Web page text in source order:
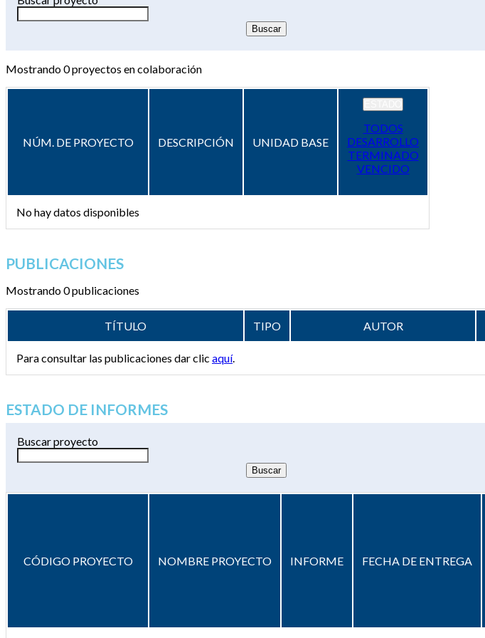
Mostrando0proyectos en colaboración
NÚM. DE PROYECTO DESCRIPCIÓN UNIDAD BASE
TODOS
DESARROLLO
TERMINADO
VENCIDO
No hay datos disponibles
PUBLICACIONES
Mostrando 0 publicaciones
TÍTULO TIPO AUTOR
Para consultar las publicaciones dar clic aquí.
ESTADO DE INFORMES
Buscar proyecto
CÓDIGO PROYECTO NOMBRE PROYECTO INFORME FECHA DE ENTREGA